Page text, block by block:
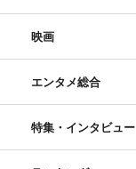
映画
エンタメ総合
特集・インタビュー